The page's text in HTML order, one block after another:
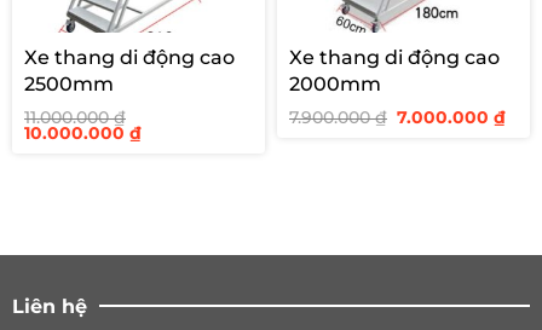
Xe thang di động cao
2500mm
11.000.000₫
Giá
gốc
10.000.000 ₫Giá
Xe thang di động cao
2000mm
7.900.000₫ Giá
gốc
7.000.000₫Giá
Liên hệ